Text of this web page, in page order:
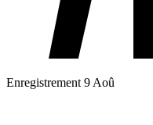
Enregistrement 9 Aoû